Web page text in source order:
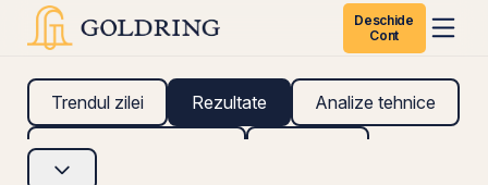
Deschide
Cont
Trendul zilei Rezultate Analize tehnice
Analize fundamentale